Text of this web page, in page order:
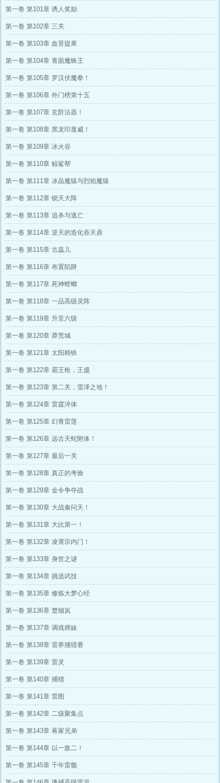
第一卷 第101章 诱人奖励
第一卷 第102章 三关
第一卷 第103章 血菩提果
第一卷 第104章 青面魔蛛王
第一卷 第105章 罗汉伏魔拳！
第一卷 第106章 外门榜第十五
第一卷 第107章 玄阶法器！
第一卷 第108章 黑龙印显威！
第一卷 第109章 冰火谷
第一卷 第110章 鲸鲨帮
第一卷 第111章 冰晶魔猿与烈焰魔猿
第一卷 第112章 锁天大阵
第一卷 第113章 追杀与逃亡
第一卷 第114章 逆天的造化吞天鼎
第一卷 第115章 古蕊儿
第一卷 第116章 布置陷阱
第一卷 第117章 死神螳螂
第一卷 第118章 一品高级灵阵
第一卷 第119章 升至六级
第一卷 第120章 莽荒城
第一卷 第121章 太阳精铁
第一卷 第122章 霸王枪，王盛
第一卷 第123章 第二关，雷泽之地！
第一卷 第124章 雷霆淬体
第一卷 第125章 幻青雷莲
第一卷 第126章 远古天蛇附体！
第一卷 第127章 最后一关
第一卷 第128章 真正的考验
第一卷 第129章 金令争夺战
第一卷 第130章 大战秦问天！
第一卷 第131章 大比第一！
第一卷 第132章 凌霄宗内门！
第一卷 第133章 身世之谜
第一卷 第134章 挑选武技
第一卷 第135章 修炼大梦心经
第一卷 第136章 楚烟岚
第一卷 第137章 调戏师妹
第一卷 第138章 雷界捕猎赛
第一卷 第139章 雷灵
第一卷 第140章 捕猎
第一卷 第141章 雷图
第一卷 第142章 二级聚集点
第一卷 第143章 蒋家兄弟
第一卷 第144章 以一敌二！
第一卷 第145章 千年雷髓